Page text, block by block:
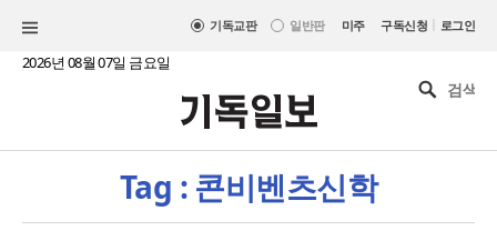
기독교판 일반판 미주 구독신청 | 로그인
2026년 08월 07일 금요일
Tag : 콘비벤츠신학